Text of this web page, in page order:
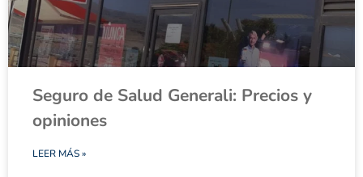
Seguro de Salud Generali: Precios y
opiniones
LEER MÁS »